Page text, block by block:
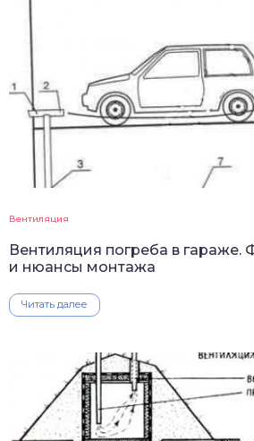
Вентиляция
Вентиляция погреба в гараже.
и нюансы монтажа
Читать далее